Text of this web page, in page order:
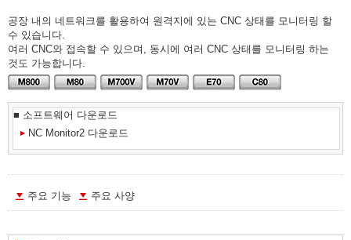
공장 내의 네트워크를 활용하여 원격지에 있는 CNC 상태를 모니터링 할
수 있습니다.
여러 CNC와 접속할 수 있으며, 동시에 여러 CNC 상태를 모니터링 하는
것도 가능합니다.
■ 소프트웨어 다운로드
NC Monitor2 다운로드
주요 기능 주요 사양